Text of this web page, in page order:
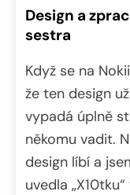
Design a
sestra
Když se na
že ten design
vypadá úplně
někomu vadit.
design líbí a
uvedla